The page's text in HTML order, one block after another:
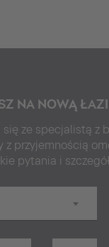
NA NOWĄ
ze specjalistą z
z przyjemnością
pytania i